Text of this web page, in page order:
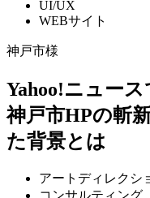
UI/UX
WEBサイト
神戸市様
Yahoo!ニュース
神戸市HPの斬
た背景とは
アートディレクシ
コンサルティング